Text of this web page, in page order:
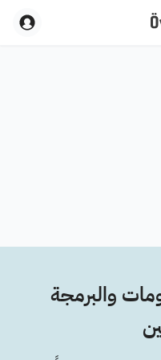
والبرمجة